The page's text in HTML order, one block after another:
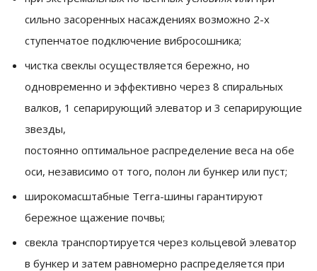
сильно засоренных насаждениях возможно 2-х
ступенчатое подключение вибросошника;
чистка свеклы осуществляется бережно, но
одновременно и эффективно через 8 спиральных
валков, 1 сепарирующий элеватор и 3 сепарирующие
звезды,
постоянно оптимальное распределение веса на обе
оси, независимо от того, полон ли бункер или пуст;
широкомасштабные Terra-шины гарантируют
бережное щажение почвы;
свекла транспортируется через кольцевой элеватор
в бункер и затем равномерно распределяется при